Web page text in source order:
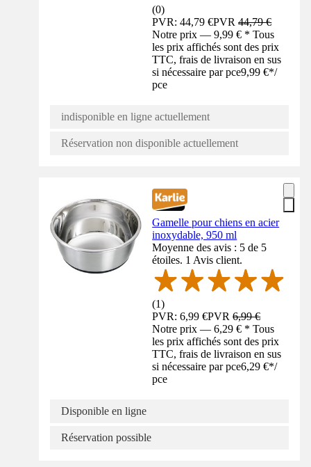
(0)
PVR: 44,79 €PVR44,79 €
Notre prix — 9,99 € * Tous
les prix affichés sont des prix
TTC, frais de livraison en sus
si nécessaire par pce9,99 €*/
pce
indisponible en ligne actuellement
Réservation non disponible actuellement
Gamelle pour chiens en acier
inoxydable, 950 ml
Moyenne des avis : 5 de 5
étoiles. 1 Avis client.
(1)
PVR: 6,99 €PVR6,99 €
Notre prix — 6,29 € * Tous
les prix affichés sont des prix
TTC, frais de livraison en sus
si nécessaire par pce6,29 €*/
pce
Disponible en ligne
Réservation possible